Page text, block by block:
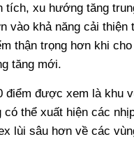
tích, xu hướng tăng
vào khả năng cải thiện
thận trọng hơn khi
tăng mới.
điểm được xem là khu
thể xuất hiện các
lùi sâu hơn về các